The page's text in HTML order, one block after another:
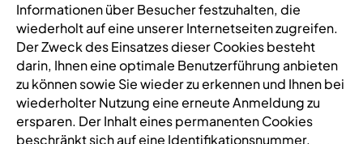
Informationen über Besucher festzuhalten, die
wiederholt auf eine unserer Internetseiten zugreifen.
Der Zweck des Einsatzes dieser Cookies besteht
darin, Ihnen eine optimale Benutzerführung anbieten
zu können sowie Sie wieder zu erkennen und Ihnen bei
wiederholter Nutzung eine erneute Anmeldung zu
ersparen. Der Inhalt eines permanenten Cookies
beschränkt sich auf eine Identifikationsnummer.